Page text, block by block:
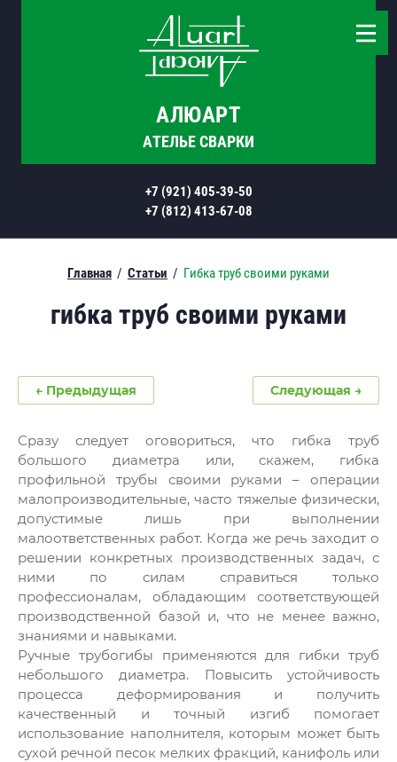
АЛЮАРТ
АТЕЛЬЕ СВАРКИ
+7 (921) 405-39-50
+7 (812) 413-67-08
Главная / Статьи / Гибка труб своими руками
гибка труб своими руками
← Предыдущая Следующая →
Сразу следует оговориться, что гибка труб
большого диаметра или, скажем, гибка
профильной трубы своими руками – операции
малопроизводительные, часто тяжелые физически,
допустимые лишь при выполнении
малоответственных работ. Когда же речь заходит о
решении конкретных производственных задач, с
ними по силам справиться только
профессионалам, обладающим соответствующей
производственной базой и, что не менее важно,
знаниями и навыками.
Ручные трубогибы применяются для гибки труб
небольшого диаметра. Повысить устойчивость
процесса деформирования и получить
качественный и точный изгиб помогает
использование наполнителя, которым может быть
сухой речной песок мелких фракций, канифоль или